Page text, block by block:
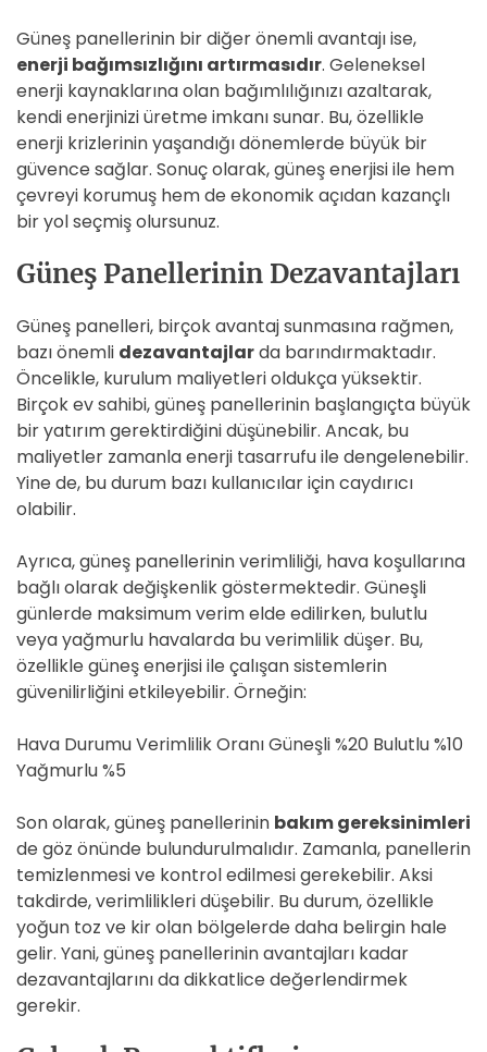
Güneş panellerinin bir diğer önemli avantajı ise,
enerji bağımsızlığını artırmasıdır. Geleneksel
enerji kaynaklarına olan bağımlılığınızı azaltarak,
kendi enerjinizi üretme imkanı sunar. Bu, özellikle
enerji krizlerinin yaşandığı dönemlerde büyük bir
güvence sağlar. Sonuç olarak, güneş enerjisi ile hem
çevreyi korumuş hem de ekonomik açıdan kazançlı
bir yol seçmiş olursunuz.
Güneş Panellerinin Dezavantajları
Güneş panelleri, birçok avantaj sunmasına rağmen,
bazı önemli dezavantajlarda barındırmaktadır.
Öncelikle, kurulum maliyetleri oldukça yüksektir.
Birçok ev sahibi, güneş panellerinin başlangıçta büyük
bir yatırım gerektirdiğini düşünebilir. Ancak, bu
maliyetler zamanla enerji tasarrufu ile dengelenebilir.
Yine de, bu durum bazı kullanıcılar için caydırıcı
olabilir.
Ayrıca, güneş panellerinin verimliliği, hava koşullarına
bağlı olarak değişkenlik göstermektedir. Güneşli
günlerde maksimum verim elde edilirken, bulutlu
veya yağmurlu havalarda bu verimlilik düşer. Bu,
özellikle güneş enerjisi ile çalışan sistemlerin
güvenilirliğini etkileyebilir. Örneğin:
Hava Durumu Verimlilik Oranı Güneşli %20 Bulutlu %10
Yağmurlu %5
Son olarak, güneş panellerinin bakım gereksinimleri
de göz önünde bulundurulmalıdır. Zamanla, panellerin
temizlenmesi ve kontrol edilmesi gerekebilir. Aksi
takdirde, verimlilikleri düşebilir. Bu durum, özellikle
yoğun toz ve kir olan bölgelerde daha belirgin hale
gelir. Yani, güneş panellerinin avantajları kadar
dezavantajlarını da dikkatlice değerlendirmek
gerekir.